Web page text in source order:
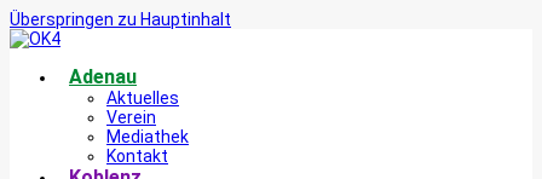
Überspringen zu Hauptinhalt
Adenau
Aktuelles
Verein
Mediathek
Kontakt